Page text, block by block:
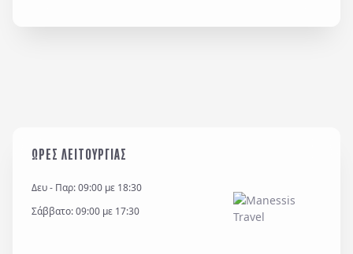
ΩΡΕΣ ΛΕΙΤΟΥΡΓΙΑΣ
Δευ - Παρ: 09:00 με 18:30
Σάββατο: 09:00 με 17:30